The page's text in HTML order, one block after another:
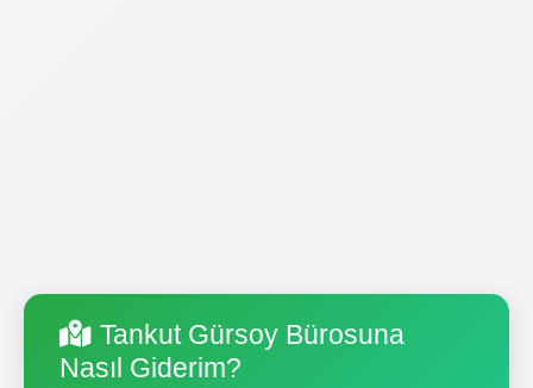
Tankut Gürsoy Bürosuna
Nasıl Giderim?